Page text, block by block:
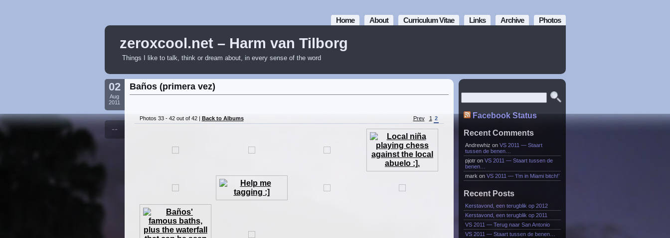
Home About Curriculum Vitae Links Archive Photos
zeroxcool.net – Harm van Tilborg
Things I like to talk, think or dream about, in every sense of the word
02
Aug
2011
--
Baños (primera vez)
Photos 33 - 42 out of 42 | Back to Albums Prev 1 2 Facebook Status
Recent Comments
Andrewhiz on VS 2011 — Staart
tussen de benen…
pjotron VS 2011 — Staart tussen de
benen…
mark on VS 2011 — ‘I’m in Miami bitch!’
Recent Posts
Kerstavond, een terugblik op 2012
Kerstavond, een terugblik op 2011
VS 2011 — Terug naar San Antonio
VS 2011 — Staart tussen de benen…